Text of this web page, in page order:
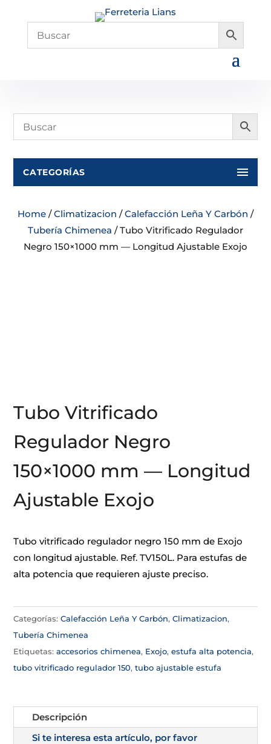
CATEGORÍAS
Home /Climatizacion /Calefacción Leña Y Carbón /
Tubería Chimenea / Tubo Vitrificado Regulador
Negro 150×1000 mm — Longitud Ajustable Exojo
Tubo Vitrificado
Regulador Negro
150×1000 mm — Longitud
Ajustable Exojo
Tubo vitrificado regulador negro 150 mm de Exojo
con longitud ajustable. Ref. TV150L. Para estufas de
alta potencia que requieren ajuste preciso.
Categorías:Calefacción Leña Y Carbón,Climatizacion,
Tubería Chimenea
Etiquetas:accesorios chimenea, Exojo,estufa alta potencia,
tubo vitrificado regulador 150,tubo ajustable estufa
Descripción
Si te interesa esta artículo, por favor